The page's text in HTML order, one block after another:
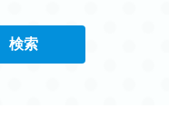
検索